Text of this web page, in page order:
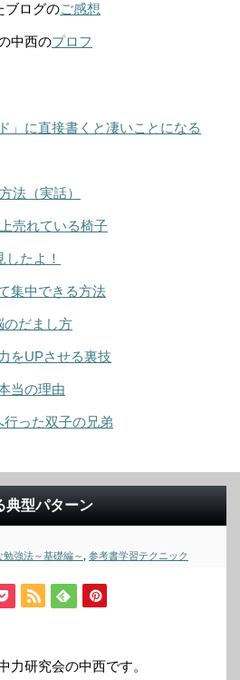
ブログのご感想
中西のプロフ
」に直接書くと凄いことになる
法（実話）
売れている椅子
したよ！
集中できる方法
のだまし方
をUPさせる裏技
当の理由
行った双子の兄弟
典型パターン
勉強法～基礎編～ 参考書学習テクニック
力研究会の中西です。